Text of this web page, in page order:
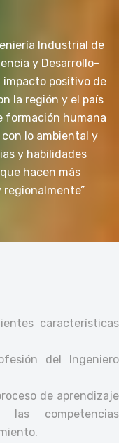
Industrial de
y Desarrollo-
impacto positivo de
la región y el país
formación humana
lo ambiental y
y habilidades
hacen más
características
del Ingeniero
de aprendizaje
competencias